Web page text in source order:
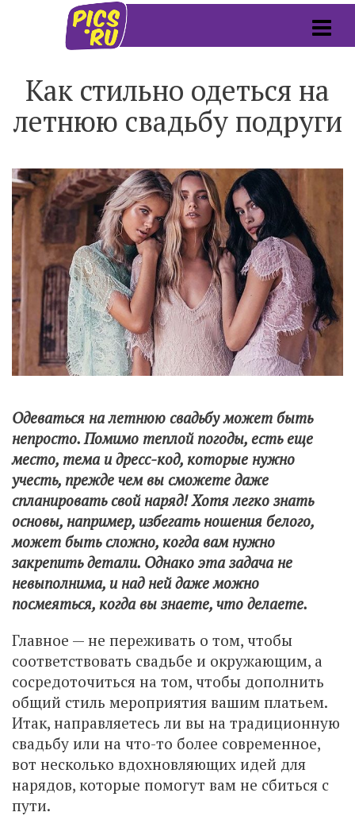
Как стильно одеться на
летнюю свадьбу подруги
Одеваться на летнюю свадьбу может быть
непросто. Помимо теплой погоды, есть еще
место, тема и дресс-код, которые нужно
учесть, прежде чем вы сможете даже
спланировать свой наряд! Хотя легко знать
основы, например, избегать ношения белого,
может быть сложно, когда вам нужно
закрепить детали. Однако эта задача не
невыполнима, и над ней даже можно
посмеяться, когда вы знаете, что делаете.
Главное — не переживать о том, чтобы
соответствовать свадьбе и окружающим, а
сосредоточиться на том, чтобы дополнить
общий стиль мероприятия вашим платьем.
Итак, направляетесь ли вы на традиционную
свадьбу или на что-то более современное,
вот несколько вдохновляющих идей для
нарядов, которые помогут вам не сбиться с
пути.